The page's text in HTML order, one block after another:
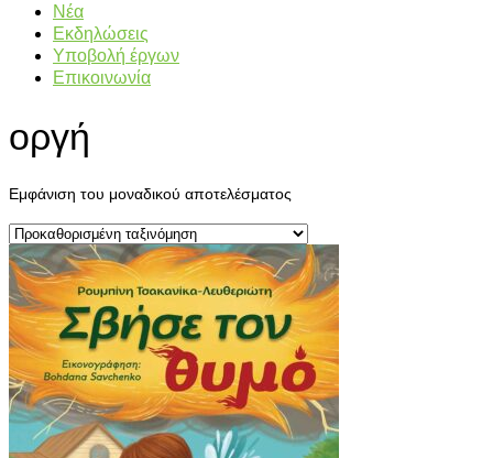
Νέα
Εκδηλώσεις
Υποβολή έργων
Επικοινωνία
οργή
Εμφάνιση του μοναδικού αποτελέσματος